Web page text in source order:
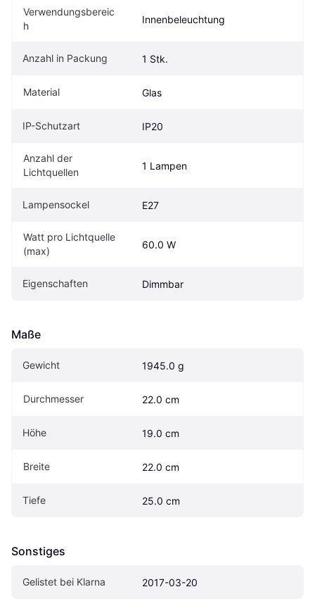
Verwendungsbereic
h
Innenbeleuchtung
Anzahl in Packung 1 Stk.
Material Glas
IP-Schutzart IP20
Anzahl der
Lichtquellen
1 Lampen
Lampensockel E27
Watt pro Lichtquelle
(max)
60.0 W
Eigenschaften Dimmbar
Maße
Gewicht 1945.0 g
Durchmesser 22.0 cm
Höhe 19.0 cm
Breite 22.0 cm
Tiefe 25.0 cm
Sonstiges
Gelistet bei Klarna 2017-03-20